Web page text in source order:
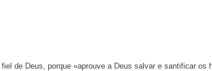
de Deus, porque «aprouve a Deus salvar e santificar os